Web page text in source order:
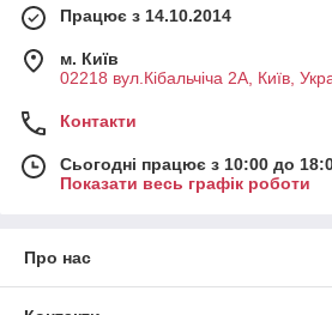
Працює з 14.10.2014
м. Київ
02218 вул.Кібальчіча 2А, Київ,
Контакти
Сьогодні працює з 10:00 до
Показати весь графік роботи
Про нас